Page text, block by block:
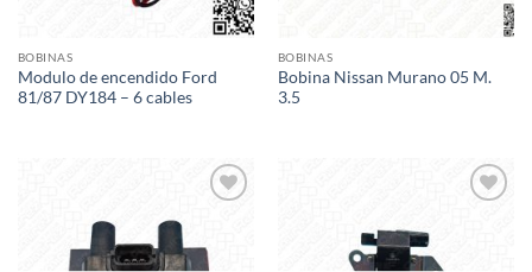
BOBINAS
Modulo de encendido Ford
81/87 DY184 – 6 cables
BOBINAS
Bobina Nissan Murano 05 M.
3.5